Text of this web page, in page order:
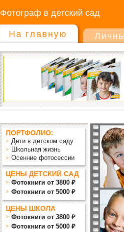
Фотограф в детский сад
На главную
ПОРТФОЛИО:
Дети в детском саду
Школьная жизнь
Осенние фотосессии
ЦЕНЫ ДЕТСКИЙ САД
Фотокниги от 3800 ₽
Фотокниги от 5000 ₽
ЦЕНЫ ШКОЛА
Фотокниги от 3800 ₽
Фотокниги от 5000 ₽